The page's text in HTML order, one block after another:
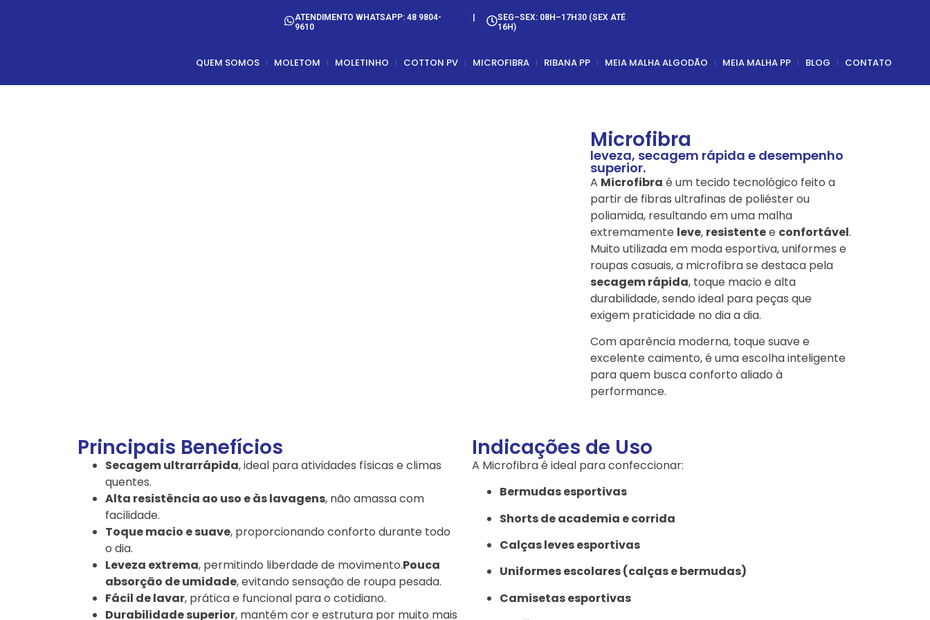
ATENDIMENTO WHATSAPP: 48 9804-
9610
SEG–SEX: 08H–17H30 (SEX ATÉ
16H)
QUEM SOMOS MOLETOM MOLETINHO COTTON PV MICROFIBRA RIBANA PP MEIA MALHA ALGODÃO MEIA MALHA PP BLOG CONTATO
Microfibra
leveza, secagem rápida e desempenho
superior.
A Microfibra é um tecido tecnológico feito a
partir de fibras ultrafinas de poliéster ou
poliamida, resultando em uma malha
extremamente leve, resistentee confortável.
Muito utilizada em moda esportiva, uniformes e
roupas casuais, a microfibra se destaca pela
secagem rápida, toque macio e alta
durabilidade, sendo ideal para peças que
exigem praticidade no dia a dia.
Com aparência moderna, toque suave e
excelente caimento, é uma escolha inteligente
para quem busca conforto aliado à
performance.
Principais Benefícios
Secagem ultrarrápida, ideal para atividades físicas e climas
quentes.
Alta resistência ao uso e às lavagens, não amassa com
facilidade.
Toque macio e suave, proporcionando conforto durante todo
o dia.
Leveza extrema, permitindo liberdade de movimento.Pouca
absorção de umidade, evitando sensação de roupa pesada.
Fácil de lavar, prática e funcional para o cotidiano.
Durabilidade superior, mantém cor e estrutura por muito mais
Indicações de Uso
A Microfibra é ideal para confeccionar:
Bermudas esportivas
Shorts de academia e corrida
Calças leves esportivas
Uniformes escolares (calças e bermudas)
Camisetas esportivas